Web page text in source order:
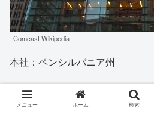
Comcast Wikipedia
本社：ペンシルバニア州
24位：エクソンモービル
メニュー ホーム 検索